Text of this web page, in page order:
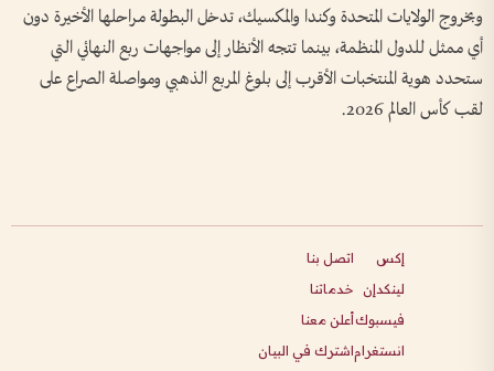
وبخروج الولايات المتحدة وكندا والمكسيك، تدخل البطولة مراحلها الأخيرة دون
أي ممثل للدول المنظمة، بينما تتجه الأنظار إلى مواجهات ربع النهائي التي
ستحدد هوية المنتخبات الأقرب إلى بلوغ المربع الذهبي ومواصلة الصراع على
لقب كأس العالم 2026.
إكس
لينكدإن
فيسبوك
انستغرام
اتصل بنا
خدماتنا
أعلن معنا
اشترك في البيان